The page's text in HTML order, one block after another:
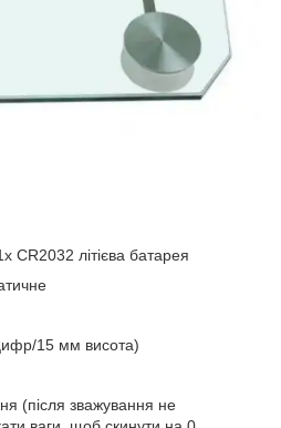
літієва батарея
15 мм висота)
(після зважування не